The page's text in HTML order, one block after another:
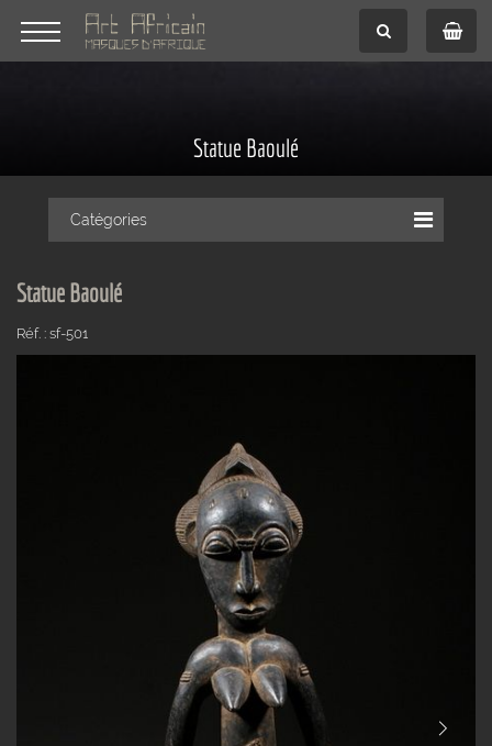
Statue Baoulé
Catégories
Statue Baoulé
Réf. : sf-501